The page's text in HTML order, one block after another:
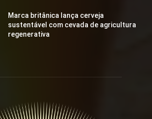
Marca britânica lança cerveja
sustentável com cevada de agricultura
regenerativa